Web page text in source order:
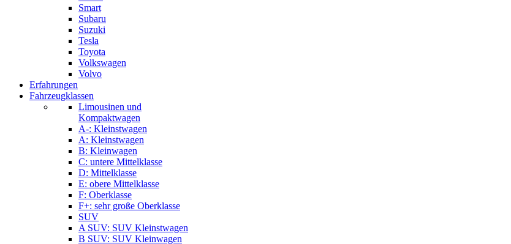
Smart
Subaru
Suzuki
Tesla
Toyota
Volkswagen
Volvo
Erfahrungen
Fahrzeugklassen
Limousinen und
Kompaktwagen
A-: Kleinstwagen
A: Kleinstwagen
B: Kleinwagen
C: untere Mittelklasse
D: Mittelklasse
E: obere Mittelklasse
F: Oberklasse
F+: sehr große Oberklasse
SUV
A SUV: SUV Kleinstwagen
B SUV: SUV Kleinwagen